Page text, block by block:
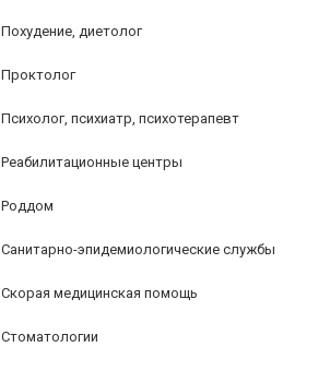
Похудение, диетолог
Проктолог
Психолог, психиатр, психотерапевт
Реабилитационные центры
Роддом
Санитарно-эпидемиологические службы
Скорая медицинская помощь
Стоматологии